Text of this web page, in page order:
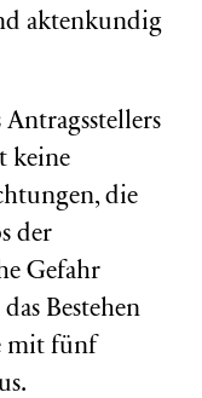
aktenkundig
Antragsstellers
keine
die
der
Gefahr
Bestehen
mit fünf